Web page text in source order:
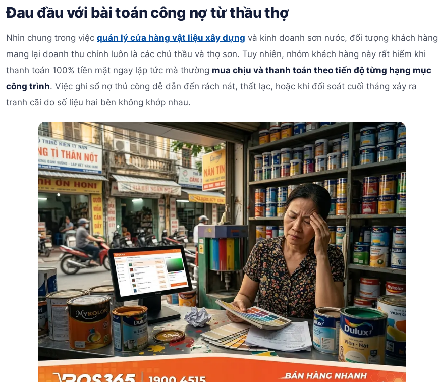
Đau đầu với bài toán công nợ từ thầu thợ
Nhìn chung trong việc quản lý cửa hàng vật liệu xây dựng và kinh doanh sơn nước, đối tượng khách hàng
mang lại doanh thu chính luôn là các chủ thầu và thợ sơn. Tuy nhiên, nhóm khách hàng này rất hiếm khi
thanh toán 100% tiền mặt ngay lập tức mà thường mua chịu và thanh toán theo tiến độ từng hạng mục
công trình. Việc ghi sổ nợ thủ công dễ dẫn đến rách nát, thất lạc, hoặc khi đối soát cuối tháng xảy ra
tranh cãi do số liệu hai bên không khớp nhau.